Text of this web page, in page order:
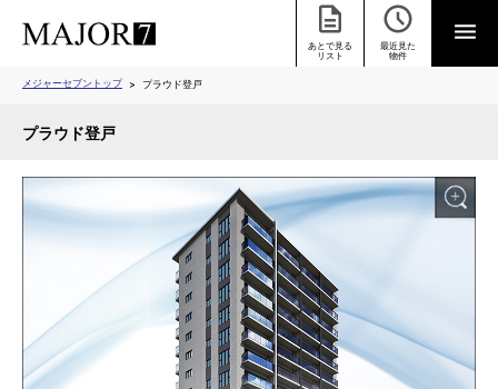
あとで見る
リスト
最近見た
物件
メジャーセブントップ プラウド登戸
プラウド登戸